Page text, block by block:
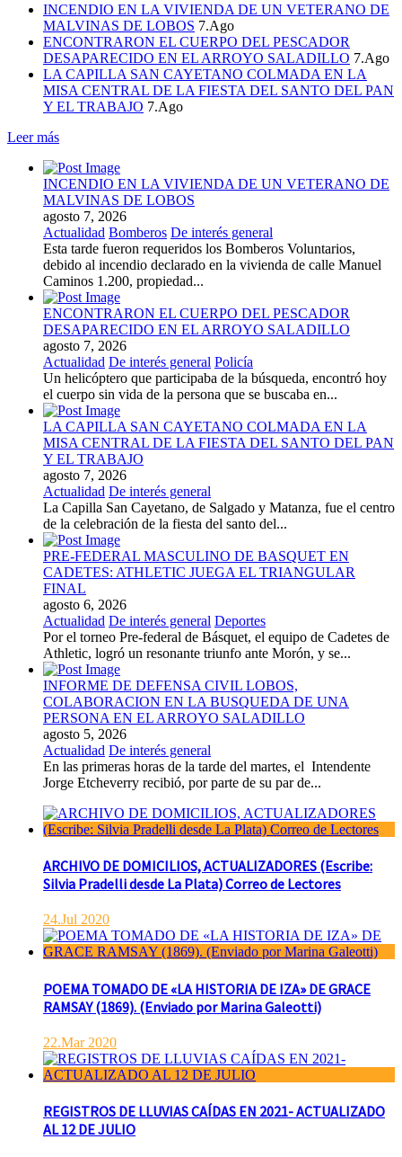
INCENDIO EN LA VIVIENDA DE UN VETERANO DE
MALVINAS DE LOBOS 7.Ago
ENCONTRARON EL CUERPO DEL PESCADOR
DESAPARECIDO EN EL ARROYO SALADILLO 7.Ago
LA CAPILLA SAN CAYETANO COLMADA EN LA
MISA CENTRAL DE LA FIESTA DEL SANTO DEL PAN
Y EL TRABAJO 7.Ago
Leer más
INCENDIO EN LA VIVIENDA DE UN VETERANO DE
MALVINAS DE LOBOS
agosto 7, 2026
Actualidad Bomberos De interés general
Esta tarde fueron requeridos los Bomberos Voluntarios,
debido al incendio declarado en la vivienda de calle Manuel
Caminos 1.200, propiedad...
ENCONTRARON EL CUERPO DEL PESCADOR
DESAPARECIDO EN EL ARROYO SALADILLO
agosto 7, 2026
Actualidad De interés general Policía
Un helicóptero que participaba de la búsqueda, encontró hoy
el cuerpo sin vida de la persona que se buscaba en...
LA CAPILLA SAN CAYETANO COLMADA EN LA
MISA CENTRAL DE LA FIESTA DEL SANTO DEL PAN
Y EL TRABAJO
agosto 7, 2026
Actualidad De interés general
La Capilla San Cayetano, de Salgado y Matanza, fue el centro
de la celebración de la fiesta del santo del...
PRE-FEDERAL MASCULINO DE BASQUET EN
CADETES: ATHLETIC JUEGA EL TRIANGULAR
FINAL
agosto 6, 2026
Actualidad De interés general Deportes
Por el torneo Pre-federal de Básquet, el equipo de Cadetes de
Athletic, logró un resonante triunfo ante Morón, y se...
INFORME DE DEFENSA CIVIL LOBOS,
COLABORACION EN LA BUSQUEDA DE UNA
PERSONA EN EL ARROYO SALADILLO
agosto 5, 2026
Actualidad De interés general
En las primeras horas de la tarde del martes, el Intendente
Jorge Etcheverry recibió, por parte de su par de...
ARCHIVO DE DOMICILIOS, ACTUALIZADORES (Escribe:
Silvia Pradelli desde La Plata) Correo de Lectores
24.Jul 2020
POEMA TOMADO DE «LA HISTORIA DE IZA» DE GRACE
RAMSAY (1869). (Enviado por Marina Galeotti)
22.Mar 2020
REGISTROS DE LLUVIAS CAÍDAS EN 2021- ACTUALIZADO
AL 12 DE JULIO